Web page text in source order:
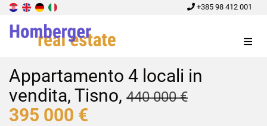
+385 98 412 001
Menu
Appartamento 4 locali in
vendita, Tisno, 440 000 €
395 000 €